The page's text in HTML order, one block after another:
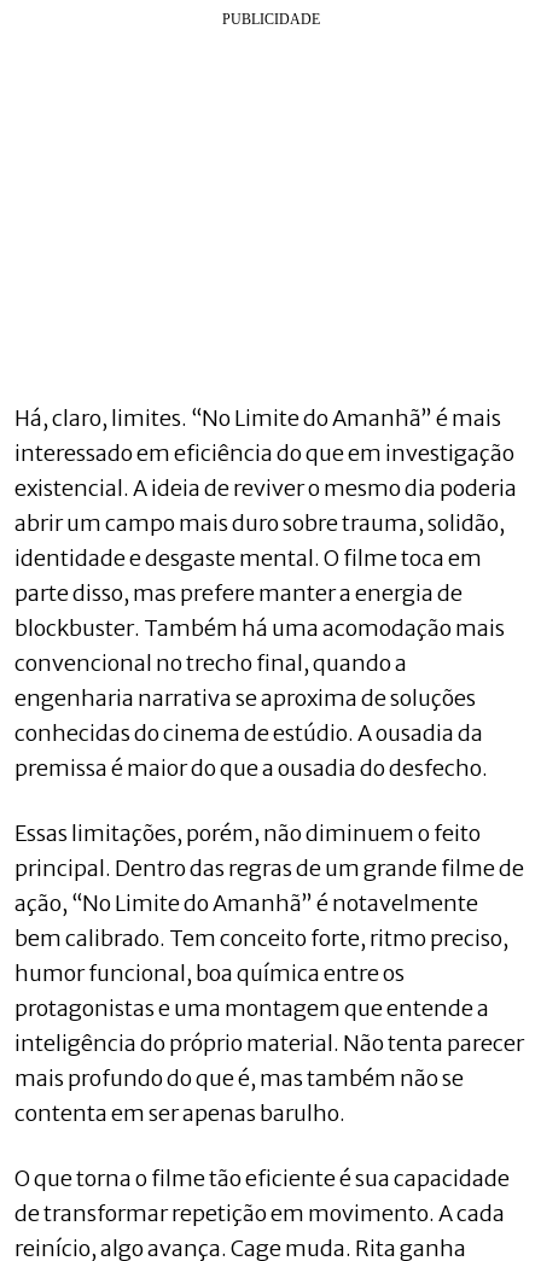
Há, claro, limites. “No Limite do Amanhã” é mais
interessado em eficiência do que em investigação
existencial. A ideia de reviver o mesmo dia poderia
abrir um campo mais duro sobre trauma, solidão,
identidade e desgaste mental. O filme toca em
parte disso, mas prefere manter a energia de
blockbuster. Também há uma acomodação mais
convencional no trecho final, quando a
engenharia narrativa se aproxima de soluções
conhecidas do cinema de estúdio. A ousadia da
premissa é maior do que a ousadia do desfecho.
Essas limitações, porém, não diminuem o feito
principal. Dentro das regras de um grande filme de
ação, “No Limite do Amanhã” é notavelmente
bem calibrado. Tem conceito forte, ritmo preciso,
humor funcional, boa química entre os
protagonistas e uma montagem que entende a
inteligência do próprio material. Não tenta parecer
mais profundo do que é, mas também não se
contenta em ser apenas barulho.
O que torna o filme tão eficiente é sua capacidade
de transformar repetição em movimento. A cada
reinício, algo avança. Cage muda. Rita ganha